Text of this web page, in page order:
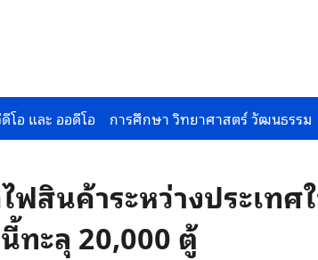
โอ และ ออดีโอ การศึกษา วิทยาศาสตร์ วัฒนธรรม
ฟสินค้าระหว่างประเทศ
ทะลุ 20,000 ตู้